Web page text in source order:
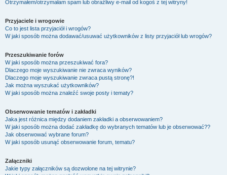
Otrzymałem/otrzymałam spam lub obraźliwy e-mail od kogoś z tej witryny!
Przyjaciele i wrogowie
Co to jest lista przyjaciół i wrogów?
W jaki sposób można dodawać/usuwać użytkowników z listy przyjaciół lub wrogów?
Przeszukiwanie forów
W jaki sposób można przeszukiwać fora?
Dlaczego moje wyszukiwanie nie zwraca wyników?
Dlaczego moje wyszukiwanie zwraca pustą stronę?!
Jak można wyszukać użytkowników?
W jaki sposób można znaleźć swoje posty i tematy?
Obserwowanie tematów i zakładki
Jaka jest różnica między dodaniem zakładki a obserwowaniem?
W jaki sposób można dodać zakładkę do wybranych tematów lub je obserwować??
Jak obserwować wybrane forum?
W jaki sposób usunąć obserwowanie forum, tematu?
Załączniki
Jakie typy załączników są dozwolone na tej witrynie?